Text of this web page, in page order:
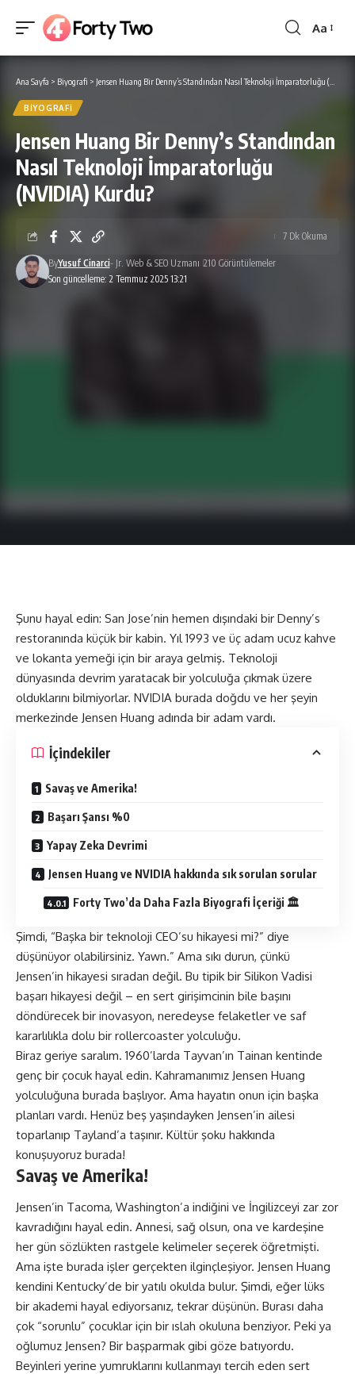
Yazı
Tipi
Aa
Ana Sayfa > Biyografi > Jensen Huang Bir Denny’s Standından Nasıl Teknoloji İmparatorluğu (NVIDIA) Kurdu?
BIYOGRAFI
Jensen Huang Bir Denny’s Standından
Nasıl Teknoloji İmparatorluğu
(NVIDIA) Kurdu?
Son güncelleme: 2 Temmuz 2025 13:21
ByYusuf Cinarci- Jr. Web & SEO Uzmanı 210 Görüntülemeler
7 Dk Okuma
Şunu hayal edin: San Jose’nin hemen dışındaki bir Denny’s
restoranında küçük bir kabin. Yıl 1993 ve üç adam ucuz kahve
ve lokanta yemeği için bir araya gelmiş. Teknoloji
dünyasında devrim yaratacak bir yolculuğa çıkmak üzere
olduklarını bilmiyorlar. NVIDIA burada doğdu ve her şeyin
merkezinde Jensen Huang adında bir adam vardı.
İçindekiler
Savaş ve Amerika!
Başarı Şansı %0
Yapay Zeka Devrimi
Jensen Huang ve NVIDIA hakkında sık sorulan sorular
Forty Two’da Daha Fazla Biyografi İçeriği 🏛
Şimdi, “Başka bir teknoloji CEO’su hikayesi mi?” diye
düşünüyor olabilirsiniz. Yawn.” Ama sıkı durun, çünkü
Jensen’in hikayesi sıradan değil. Bu tipik bir Silikon Vadisi
başarı hikayesi değil – en sert girişimcinin bile başını
döndürecek bir inovasyon, neredeyse felaketler ve saf
kararlılıkla dolu bir rollercoaster yolculuğu.
Biraz geriye saralım. 1960’larda Tayvan’ın Tainan kentinde
genç bir çocuk hayal edin. Kahramanımız Jensen Huang
yolculuğuna burada başlıyor. Ama hayatın onun için başka
planları vardı. Henüz beş yaşındayken Jensen’in ailesi
toparlanıp Tayland’a taşınır. Kültür şoku hakkında
konuşuyoruz burada!
Savaş ve Amerika!
Jensen’in Tacoma, Washington’a indiğini ve İngilizceyi zar zor
kavradığını hayal edin. Annesi, sağ olsun, ona ve kardeşine
her gün sözlükten rastgele kelimeler seçerek öğretmişti.
Ama işte burada işler gerçekten ilginçleşiyor. Jensen Huang
kendini Kentucky’de bir yatılı okulda bulur. Şimdi, eğer lüks
bir akademi hayal ediyorsanız, tekrar düşünün. Burası daha
çok “sorunlu” çocuklar için bir ıslah okuluna benziyor. Peki ya
oğlumuz Jensen? Bir başparmak gibi göze batıyordu.
Beyinleri yerine yumruklarını kullanmayı tercih eden sert